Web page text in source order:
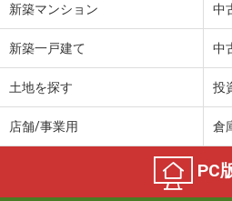
新築マンション 中
新築一戸建て 中
土地を探す 投
店舗/事業用 倉
PC